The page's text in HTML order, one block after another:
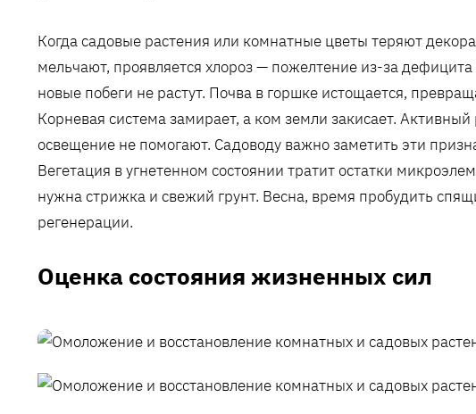
Когда садовые растения или комнатные цветы теряют
мельчают‚ проявляется хлороз — пожелтение из-за дефицита
новые побеги не растут. Почва в горшке истощается‚
Корневая система замирает‚ а ком земли закисает.
освещение не помогают. Садоводу важно заметить эти
Вегетация в угнетенном состоянии тратит остатки
нужна стрижка и свежий грунт. Весна, время пробудить
регенерации.
Оценка состояния жизненных сил